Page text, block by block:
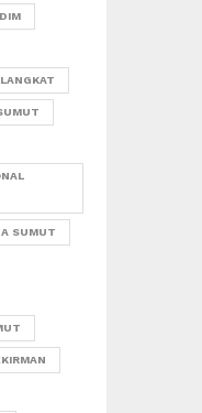
SUMUT